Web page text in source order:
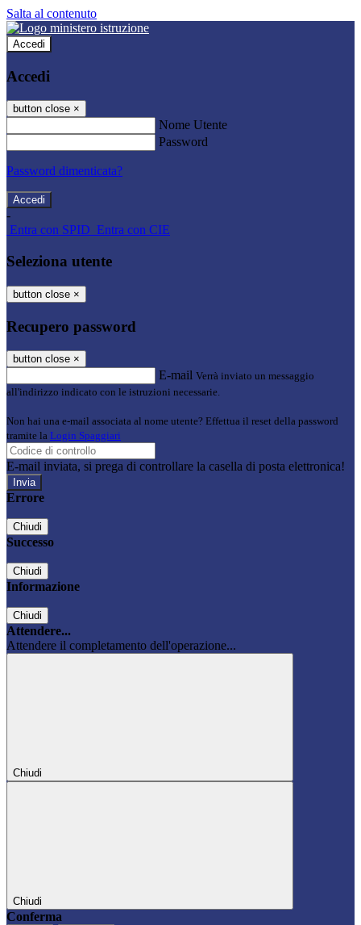
Salta al contenuto
Accedi
Accedi
button close ×
Nome Utente
Password
Password dimenticata?
-
Entra con SPID Entra con CIE
Seleziona utente
button close ×
Recupero password
button close ×
E-mail Verrà inviato un messaggio
all'indirizzo indicato con le istruzioni necessarie.
Non hai una e-mail associata al nome utente? Effettua il reset della password
tramite la Login Spaggiari
E-mail inviata, si prega di controllare la casella di posta elettronica!
Errore
Chiudi
Successo
Chiudi
Informazione
Chiudi
Attendere...
Attendere il completamento dell'operazione...
Chiudi
Chiudi
Conferma